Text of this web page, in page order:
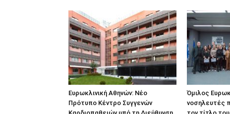
Ευρωκλινική Αθηνών: Νέο
Πρότυπο Κέντρο Συγγενών
Όμιλος
νοσηλευτές